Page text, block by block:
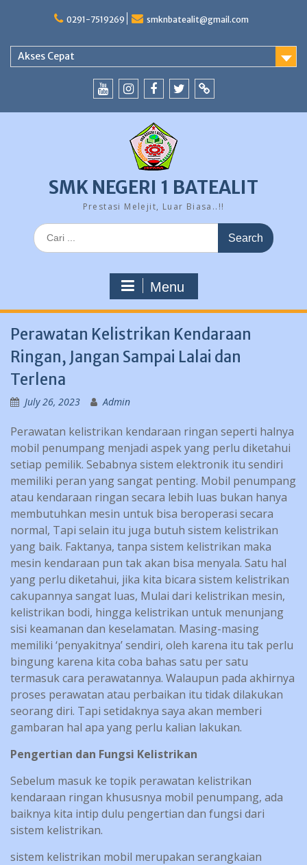
0291-7519269 smknbatealit@gmail.com
Akses Cepat
SMK NEGERI 1 BATEALIT
Prestasi Melejit, Luar Biasa..!!
Search
for:
Menu
Perawatan Kelistrikan Kendaraan
Ringan, Jangan Sampai Lalai dan
Terlena
July 26, 2023 Admin
Perawatan kelistrikan kendaraan ringan seperti halnya
mobil penumpang menjadi aspek yang perlu diketahui
setiap pemilik. Sebabnya sistem elektronik itu sendiri
memiliki peran yang sangat penting. Mobil penumpang
atau kendaraan ringan secara lebih luas bukan hanya
membutuhkan mesin untuk bisa beroperasi secara
normal, Tapi selain itu juga butuh sistem kelistrikan
yang baik. Faktanya, tanpa sistem kelistrikan maka
mesin kendaraan pun tak akan bisa menyala. Satu hal
yang perlu diketahui, jika kita bicara sistem kelistrikan
cakupannya sangat luas, Mulai dari kelistrikan mesin,
kelistrikan bodi, hingga kelistrikan untuk menunjang
sisi keamanan dan keselamatan. Masing-masing
memiliki ‘penyakitnya’ sendiri, oleh karena itu tak perlu
bingung karena kita coba bahas satu per satu
termasuk cara perawatannya. Walaupun pada akhirnya
proses perawatan atau perbaikan itu tidak dilakukan
seorang diri. Tapi setidaknya saya akan memberi
gambaran hal apa yang perlu kalian lakukan.
Pengertian dan Fungsi Kelistrikan
Sebelum masuk ke topik perawatan kelistrikan
kendaraan ringan khususnya mobil penumpang, ada
baiknya kita intip dulu pengertian dan fungsi dari
sistem kelistrikan.
sistem kelistrikan mobil merupakan serangkaian